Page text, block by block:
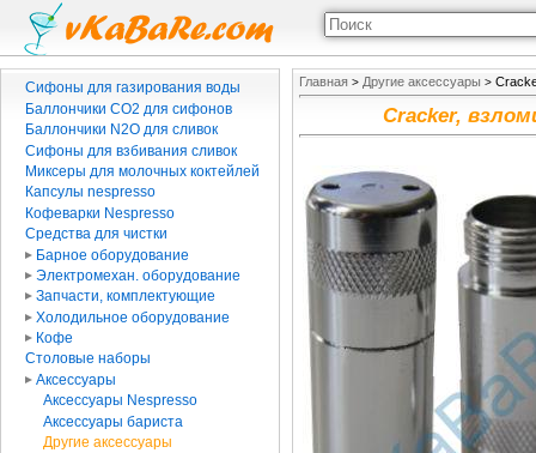
Сифоны для газирования воды
Баллончики CO2 для сифонов
Баллончики N2O для сливок
Сифоны для взбивания сливок
Миксеры для молочных коктейлей
Капсулы nespresso
Кофеварки Nespresso
Средства для чистки
Барное оборудование
Электромехан. оборудование
Запчасти, комплектующие
Холодильное оборудование
Кофе
Столовые наборы
Аксессуары
Аксессуары Nespresso
Аксессуары бариста
Другие аксессуары
Главная > Другие аксессуары >
Cracker,